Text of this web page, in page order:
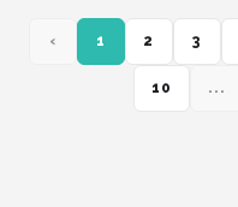
‹ 1 2 3
10 ...